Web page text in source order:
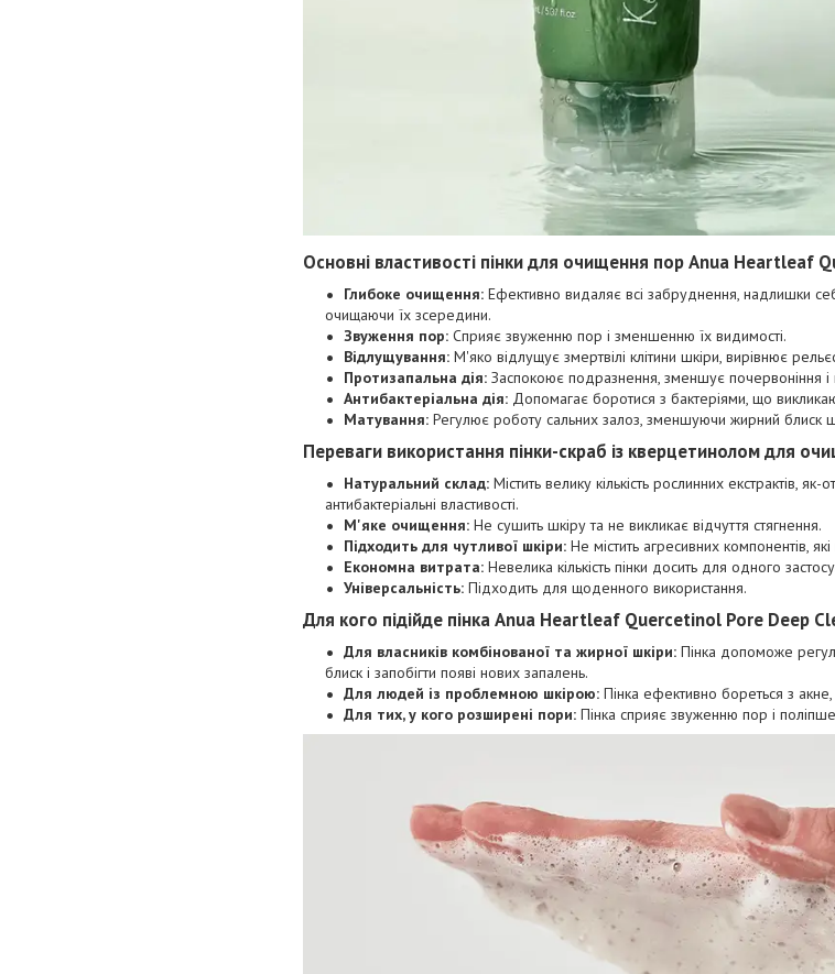
Основні властивості пінки для очищення пор Anua Heartleaf
Глибоке очищення: Ефективно видаляє всі забруднення, надлишки
очищаючи їх зсередини.
Звуження пор: Сприяє звуженню пор і зменшенню їх видимості.
Відлущування: М'яко відлущує змертвілі клітини шкіри, вирівнює
Протизапальна дія: Заспокоює подразнення, зменшує почервоніння і
Антибактеріальна дія: Допомагає боротися з бактеріями, що
Матування: Регулює роботу сальних залоз, зменшуючи жирний блиск
Переваги використання пінки-скраб із кверцетинолом для
Натуральний склад: Містить велику кількість рослинних екстрактів,
антибактеріальні властивості.
М'яке очищення: Не сушить шкіру та не викликає відчуття стягнення.
Підходить для чутливої шкіри: Не містить агресивних компонентів,
Економна витрата: Невелика кількість пінки досить для одного
Універсальність: Підходить для щоденного використання.
Для кого підійде пінка Anua Heartleaf Quercetinol Pore Deep
Для власників комбінованої та жирної шкіри: Пінка допоможе
блиск і запобігти появі нових запалень.
Для людей із проблемною шкірою: Пінка ефективно бореться з
Для тих, у кого розширені пори: Пінка сприяє звуженню пор і